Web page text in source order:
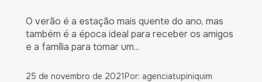
O verão é a estação mais quente do ano, mas
também é a época ideal para receber os amigos
e a família para tomar um...
25 de novembro de 2021Por: agenciatupiniquim